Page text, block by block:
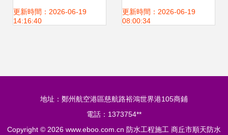
水補漏公司專業施
更新時間：2026-06-19
14:16:40
事項
更新時間：2026-06-19
08:00:34
地址：鄭州航空港區慈航路裕鴻世界港105商鋪
電話：1373754**
Copyright © 2026 www.eboo.com.cn 防水工程施工 商丘市順天防水